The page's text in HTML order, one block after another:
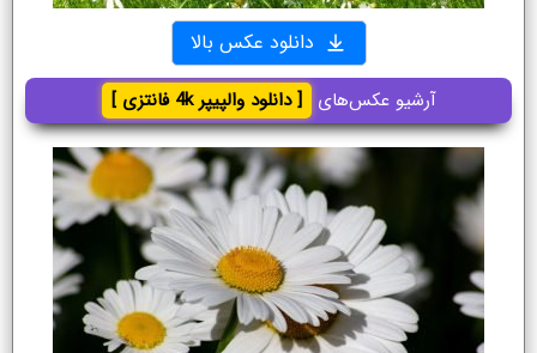
دانلود عکس بالا
آرشیو عکس‌های [ دانلود والپیپر 4k فانتزی ]